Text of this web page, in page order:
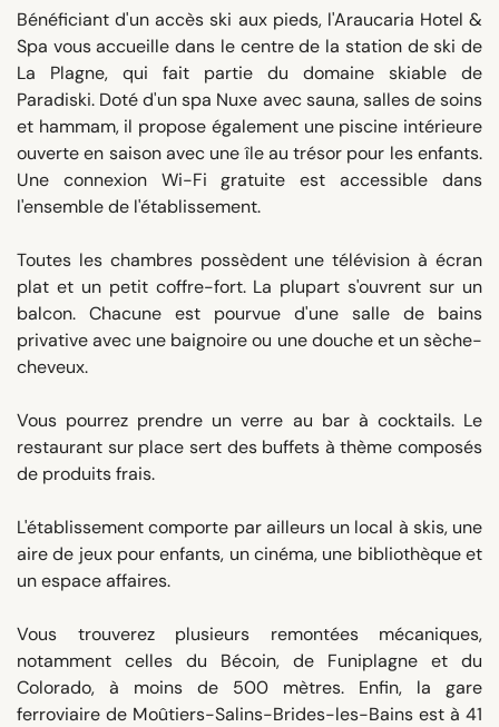
Bénéficiant d'un accès ski aux pieds, l'Araucaria Hotel &
Spa vous accueille dans le centre de la station de ski de
La Plagne, qui fait partie du domaine skiable de
Paradiski. Doté d'un spa Nuxe avec sauna, salles de soins
et hammam, il propose également une piscine intérieure
ouverte en saison avec une île au trésor pour les enfants.
Une connexion Wi-Fi gratuite est accessible dans
l'ensemble de l'établissement.
Toutes les chambres possèdent une télévision à écran
plat et un petit coffre-fort. La plupart s'ouvrent sur un
balcon. Chacune est pourvue d'une salle de bains
privative avec une baignoire ou une douche et un sèche-
cheveux.
Vous pourrez prendre un verre au bar à cocktails. Le
restaurant sur place sert des buffets à thème composés
de produits frais.
L'établissement comporte par ailleurs un local à skis, une
aire de jeux pour enfants, un cinéma, une bibliothèque et
un espace affaires.
Vous trouverez plusieurs remontées mécaniques,
notamment celles du Bécoin, de Funiplagne et du
Colorado, à moins de 500 mètres. Enfin, la gare
ferroviaire de Moûtiers-Salins-Brides-les-Bains est à 41